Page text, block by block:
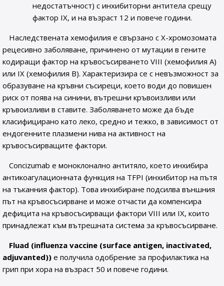
недостатъчност) с инхибиторни антитела срещу
фактор IX, и на възраст 12 и повече години.
Наследствената хемофилия е свързано с Х-хромозомата
рецесивно заболяване, причинено от мутации в гените
кодиращи фактор на кръвосъсирването VIII (хемофилия А)
или IX (хемофилия В). Характеризира се с невъзможност за
образуване на кръвни съсиреци, което води до повишен
риск от поява на синини, вътрешни кръвоизливи или
кръвоизливи в ставите. Заболяването може да бъде
класифицирано като леко, средно и тежко, в зависимост от
ендогенните плазмени нива на активност на
кръвосъсирващите фактори.
Concizumab е моноклонално антитяло, което инхибира
антикоагулационната функция на TFPI (инхибитор на пътя
на тъканния фактор). Това инхибиране подсилва външния
път на кръвосъсирване и може отчасти да компенсира
дефицита на кръвосъсирващи фактори VIII или IX, които
принадлежат към вътрешната система за кръвосъсирване.
Fluad (influenza vaccine (surface antigen, inactivated,
adjuvanted)) е получила одобрение за профилактика на
грип при хора на възраст 50 и повече години.